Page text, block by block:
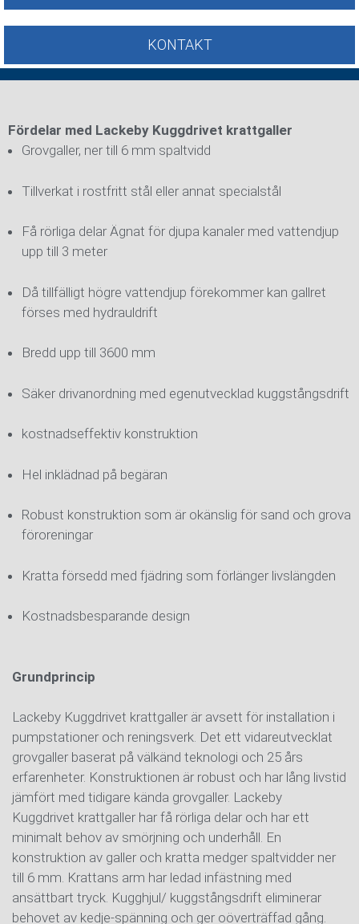
KONTAKT
Fördelar med Lackeby Kuggdrivet krattgaller
Grovgaller, ner till 6 mm spaltvidd
Tillverkat i rostfritt stål eller annat specialstål
Få rörliga delar Ägnat för djupa kanaler med vattendjup
upp till 3 meter
Då tillfälligt högre vattendjup förekommer kan gallret
förses med hydrauldrift
Bredd upp till 3600 mm
Säker drivanordning med egenutvecklad kuggstångsdrift
kostnadseffektiv konstruktion
Hel inklädnad på begäran
Robust konstruktion som är okänslig för sand och grova
föroreningar
Kratta försedd med fjädring som förlänger livslängden
Kostnadsbesparande design
Grundprincip
Lackeby Kuggdrivet krattgaller är avsett för installation i
pumpstationer och reningsverk. Det ett vidareutvecklat
grovgaller baserat på välkänd teknologi och 25 års
erfarenheter. Konstruktionen är robust och har lång livstid
jämfört med tidigare kända grovgaller. Lackeby
Kuggdrivet krattgaller har få rörliga delar och har ett
minimalt behov av smörjning och underhåll. En
konstruktion av galler och kratta medger spaltvidder ner
till 6 mm. Krattans arm har ledad infästning med
ansättbart tryck. Kugghjul/ kuggstångsdrift eliminerar
behovet av kedje-spänning och ger oöverträffad gång.